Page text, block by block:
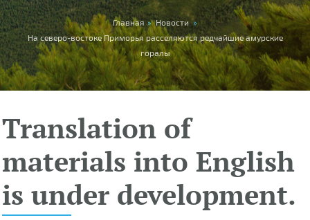
You are here
Главная » Новости »
На северо-востоке Приморья расселяются редчайшие амурские
горалы
Translation of
materials into English
is under development.